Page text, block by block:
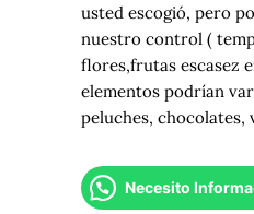
usted escogió, pero
nuestro control (
flores,frutas escasez
elementos podrían
peluches, chocolates,